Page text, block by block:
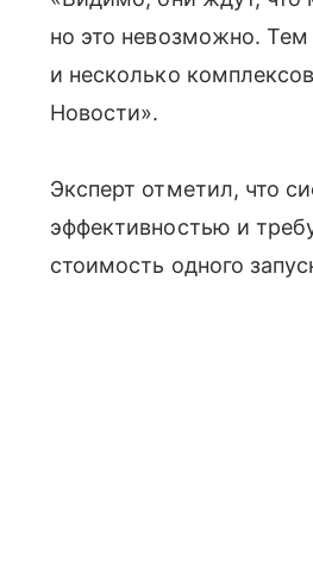
но это невозможно.
и несколько
Новости».
Эксперт отметил, что
эффективностью и
стоимость одного